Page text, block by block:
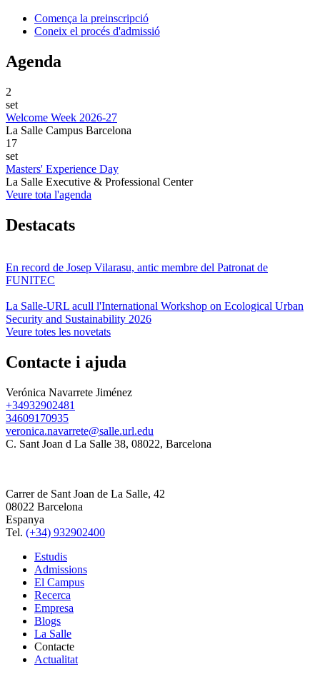
Comença la preinscripció
Coneix el procés d'admissió
Agenda
2
set
Welcome Week 2026-27
La Salle Campus Barcelona
17
set
Masters' Experience Day
La Salle Executive & Professional Center
Veure tota l'agenda
Destacats
En record de Josep Vilarasu, antic membre del Patronat de
FUNITEC
La Salle-URL acull l'International Workshop on Ecological Urban
Security and Sustainability 2026
Veure totes les novetats
Contacte i ajuda
Verónica Navarrete Jiménez
+34932902481
34609170935
veronica.navarrete@salle.url.edu
C. Sant Joan d La Salle 38, 08022, Barcelona
Carrer de Sant Joan de La Salle, 42
08022 Barcelona
Espanya
Tel. (+34) 932902400
Estudis
Admissions
El Campus
Recerca
Empresa
Blogs
La Salle
Contacte
Actualitat